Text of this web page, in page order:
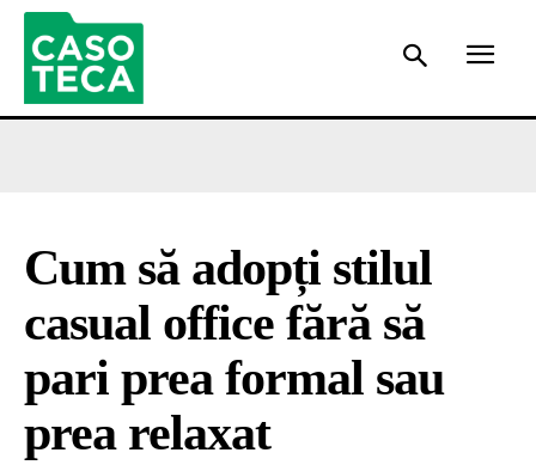
Cum să adopți stilul
casual office fără să
pari prea formal sau
prea relaxat